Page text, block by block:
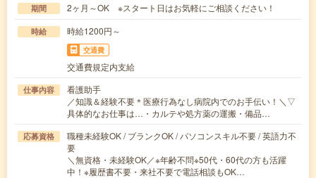
期間 2ヶ月～OK ※スタート日はお気軽にご相談ください！
時給 時給1200円～
交通費
交通費規定内支給
仕事内容
看護助手
／知識＆経験不要＊医療行為なし病院内でのお手伝い！＼▽
具体的なお仕事は…・カルテや処方薬の運搬・備品…
応募資格
職種未経験OK / ブランクOK / パソコンスキル不要 / 英語力不
要
＼無資格・未経験OK／※年齢不問※50代・60代の方も活躍
中！※履歴書不要・来社不要で電話相談もOK…